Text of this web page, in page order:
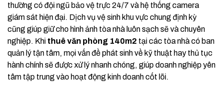
thường có đội ngũ bảo vệ trực 24/7 và hệ thống camera
giám sát hiện đại. Dịch vụ vệ sinh khu vực chung định kỳ
cũng giúp giữ cho hình ảnh tòa nhà luôn sạch sẽ và chuyên
nghiệp. Khi thuê văn phòng 140m2 tại các tòa nhà có ban
quản lý tận tâm, mọi vấn đề phát sinh về kỹ thuật hay thủ tục
hành chính sẽ được xử lý nhanh chóng, giúp doanh nghiệp yên
tâm tập trung vào hoạt động kinh doanh cốt lõi.